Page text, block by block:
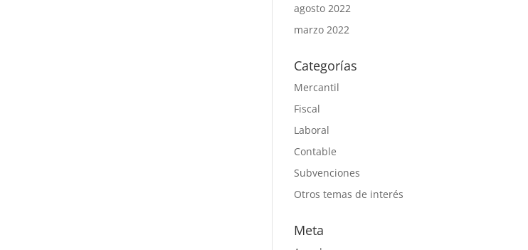
agosto 2022
marzo 2022
Categorías
Mercantil
Fiscal
Laboral
Contable
Subvenciones
Otros temas de interés
Meta